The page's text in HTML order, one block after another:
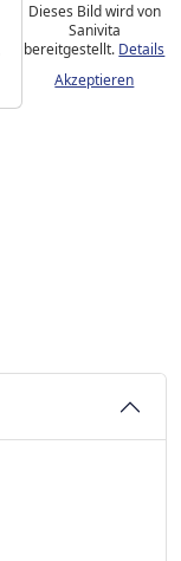
Dieses Bild wird von
Sanivita
bereitgestellt. Details
Akzeptieren